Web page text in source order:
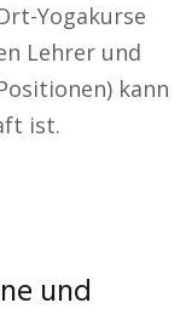
Yogakurse
Lehrer und
kann
ist.
und